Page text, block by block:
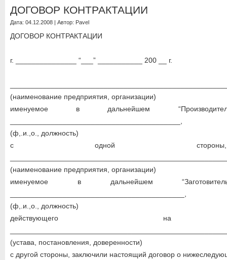
ДОГОВОР КОНТРАКТАЦИИ
Дата: 04.12.2008 | Автор: Pavel
ДОГОВОР КОНТРАКТАЦИИ
г. _______________ “___” ___________ 200 __ г.
(наименование предприятия, организации)
именуемое в дальнейшем
(ф,.и.,о., должность)
с одной
(наименование предприятия, организации)
именуемое в дальнейшем
(ф,.и.,о., должность)
действующего на
(устава, постановления, доверенности)
с другой стороны, заключили настоящий договор о